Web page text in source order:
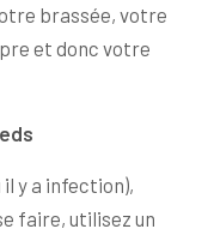
brassée, votre
et donc votre
y a infection),
faire, utilisez un